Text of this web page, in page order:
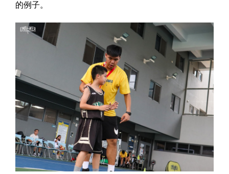
的例子。